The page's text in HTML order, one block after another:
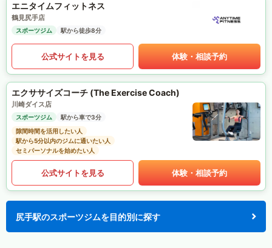
エニタイムフィットネス
鶴見尻手店
スポーツジム 駅から徒歩8分
公式サイトを見る 体験・相談予約
エクササイズコーチ (The Exercise Coach)
川崎ダイス店
スポーツジム
駅から車で3分
隙間時間を活用したい人
駅から5分以内のジムに通いたい人
セミパーソナルを始めたい人
公式サイトを見る 体験・相談予約
尻手駅のスポーツジムを目的別に探す